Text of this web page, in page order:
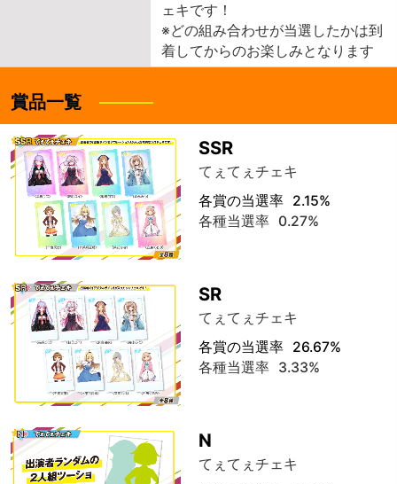
ェキです！
※どの組み合わせが当選したかは到
着してからのお楽しみとなります
賞品一覧
SSR
てぇてぇチェキ
各賞の当選率 2.15%
各種当選率 0.27%
SR
てぇてぇチェキ
各賞の当選率 26.67%
各種当選率 3.33%
N
てぇてぇチェキ